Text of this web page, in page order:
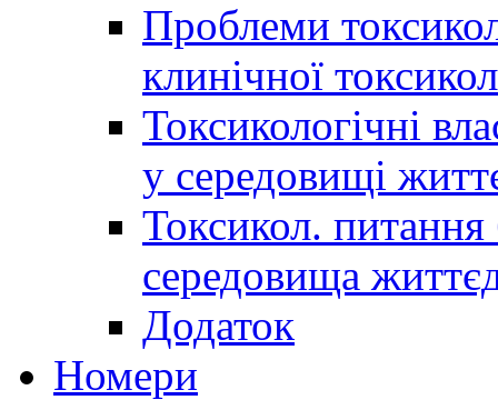
Проблеми
клинічної
Токсикологічні
у середовищі
Токсикол. питання
середовища
Додаток
Номери